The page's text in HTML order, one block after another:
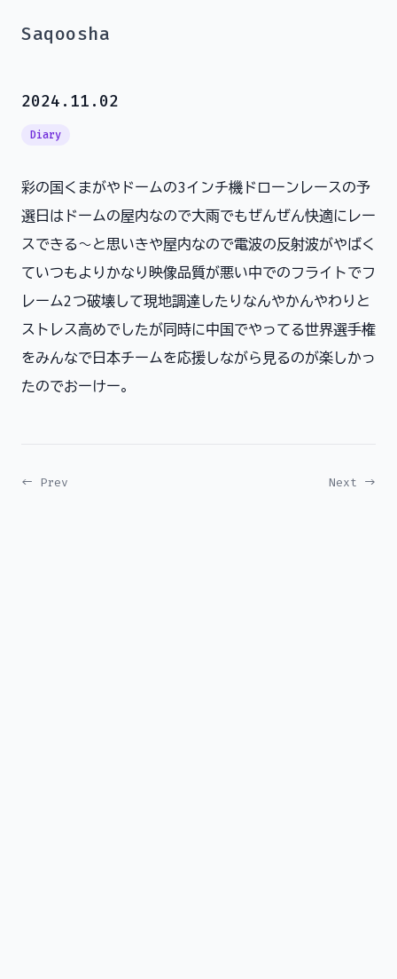
Saqoosha
2024.11.02
Diary
彩の国くまがやドームの3インチ機ドローンレースの予
選日はドームの屋内なので大雨でもぜんぜん快適にレー
スできる〜と思いきや屋内なので電波の反射波がやばく
ていつもよりかなり映像品質が悪い中でのフライトでフ
レーム2つ破壊して現地調達したりなんやかんやわりと
ストレス高めでしたが同時に中国でやってる世界選手権
をみんなで日本チームを応援しながら見るのが楽しかっ
たのでおーけー。
← Prev Next →